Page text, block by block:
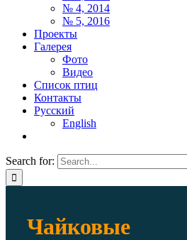
№ 4, 2014
№ 5, 2016
Проекты
Галерея
Фото
Видео
Список птиц
Контакты
Русский
English
Search for:
Чайковые